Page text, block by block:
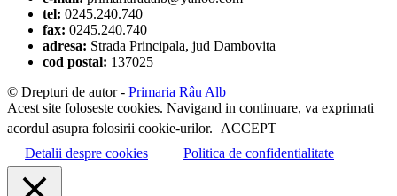
tel: 0245.240.740
fax: 0245.240.740
adresa: Strada Principala, jud Dambovita
cod postal: 137025
© Drepturi de autor - Primaria Râu Alb
Acest site foloseste cookies. Navigand in continuare, va exprimati
acordul asupra folosirii cookie-urilor.
ACCEPT
Detalii despre cookies
Politica de confidentialitate